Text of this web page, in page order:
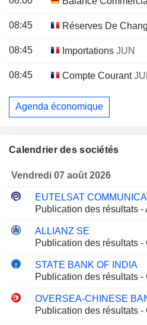
08:45 Réserves De
08:45 Importations JUN
08:45 Compte Courant
Agenda économique
Calendrier des sociétés
Vendredi 07 août 2026
EUTELSAT
Publication des résultats -
ALLIANZ SE
Publication des résultats -
STATE BANK OF INDIA
Publication des résultats -
Publication des résultats -